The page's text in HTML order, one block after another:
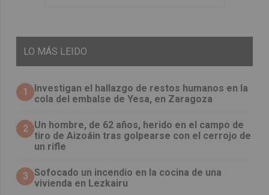
LO MÁS LEIDO
1
Investigan el hallazgo de restos humanos en la
cola del embalse de Yesa, en Zaragoza
2 Un hombre, de 62 años, herido en el campo de
tiro de Aizoáin tras golpearse con el cerrojo de
un rifle
3 Sofocado un incendio en la cocina de una
vivienda en Lezkairu